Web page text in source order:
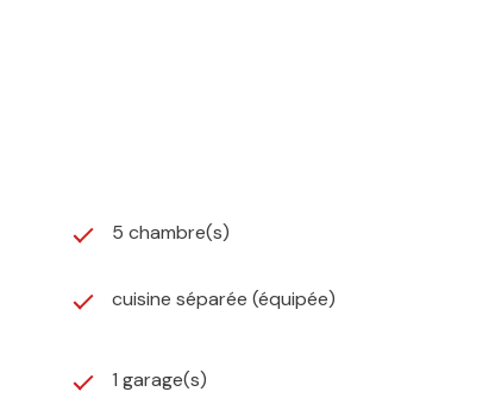
5 chambre(s)
cuisine séparée (équipée)
1 garage(s)